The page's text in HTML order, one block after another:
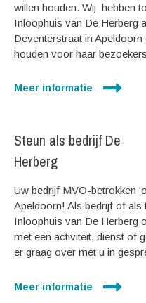
willen houden. Wij hebben
Inloophuis van De Herberg
Deventerstraat in Apeldoorn
houden voor haar
Meer informatie
Steun als bedrijf De
Herberg
Uw bedrijf MVO-betrokken
Apeldoorn! Als bedrijf of als
Inloophuis van De Herberg
met een activiteit, dienst of
er graag over met u in
Meer informatie